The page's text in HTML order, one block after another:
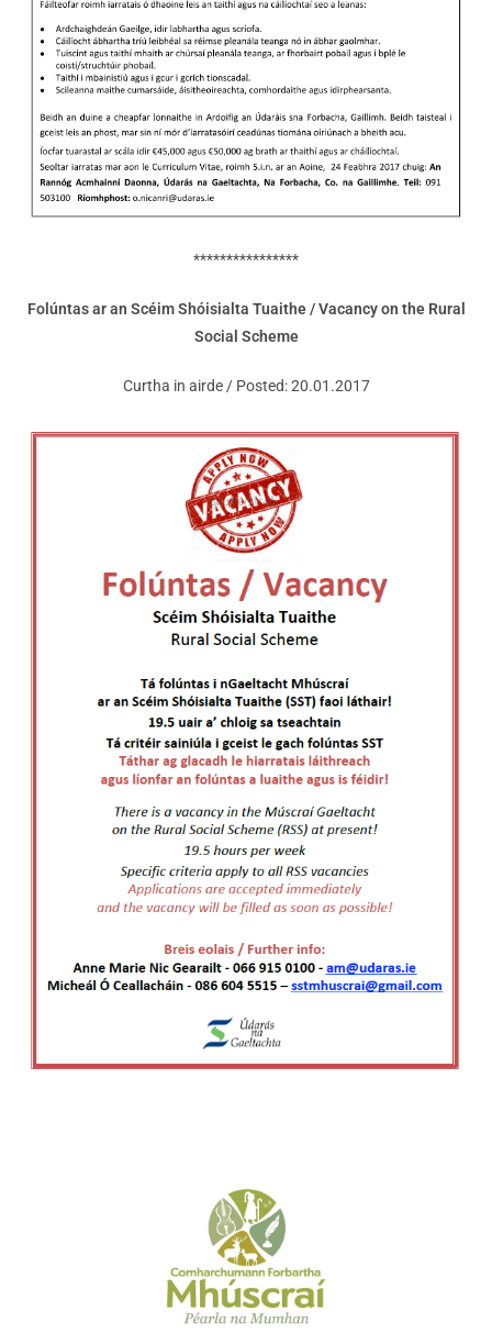
****************
Folúntas ar an Scéim Shóisialta Tuaithe / Vacancy on the Rural
Social Scheme
Curtha in airde / Posted: 20.01.2017